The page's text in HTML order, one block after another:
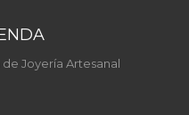
Joyería Artesanal